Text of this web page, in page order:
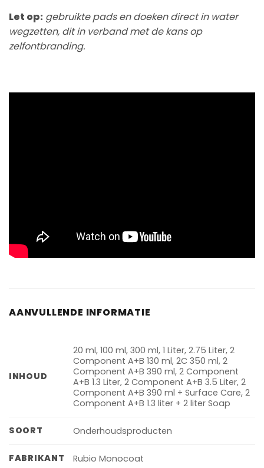
Let op: gebruikte pads en doeken direct in water
wegzetten, dit in verband met de kans op
zelfontbranding.
AANVULLENDE INFORMATIE
INHOUD
20 ml, 100 ml, 300 ml, 1 Liter, 2.75 Liter, 2
Component A+B 130 ml, 2C 350 ml, 2
Component A+B 390 ml, 2 Component
A+B 1.3 Liter, 2 Component A+B 3.5 Liter, 2
Component A+B 390 ml + Surface Care, 2
Component A+B 1.3 liter + 2 liter Soap
SOORT Onderhoudsproducten
FABRIKANT Rubio Monocoat